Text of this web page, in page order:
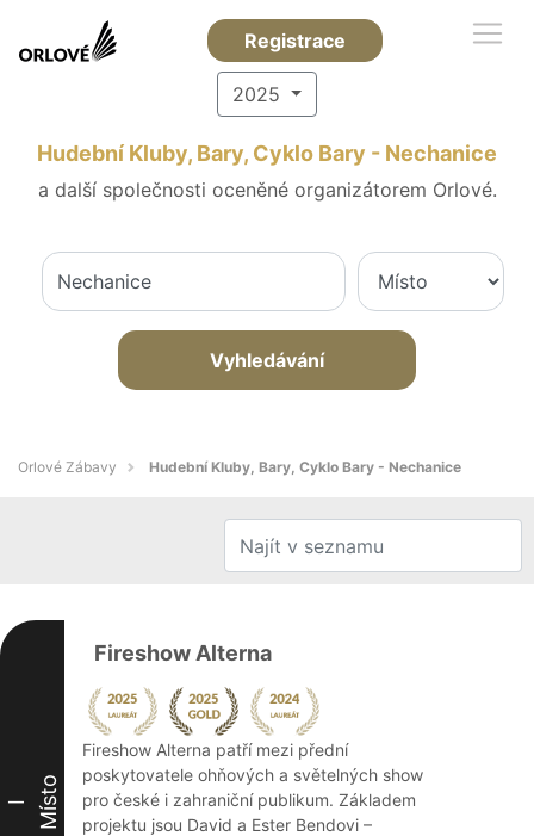
Registrace
2025
Hudební Kluby, Bary, Cyklo Bary - Nechanice
a další společnosti oceněné organizátorem Orlové.
Vyhledávání
Orlové Zábavy Hudební Kluby, Bary, Cyklo Bary - Nechanice
I Místo
Fireshow Alterna
Fireshow Alterna patří mezi přední
poskytovatele ohňových a světelných show
pro české i zahraniční publikum. Základem
projektu jsou David a Ester Bendovi –